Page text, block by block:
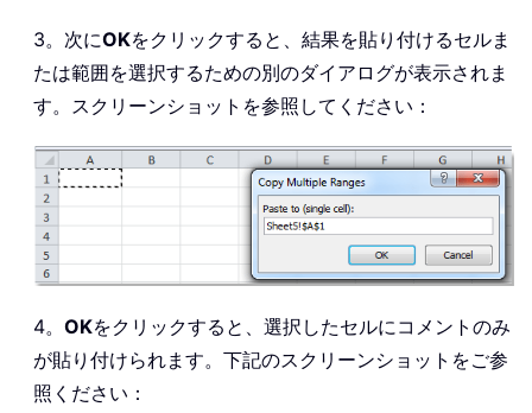
3。次にOKをクリックすると、結果を貼り付けるセルま
たは範囲を選択するための別のダイアログが表示されま
す。スクリーンショットを参照してください：
4。 OKをクリックすると、選択したセルにコメントのみ
が貼り付けられます。下記のスクリーンショットをご参
照ください：